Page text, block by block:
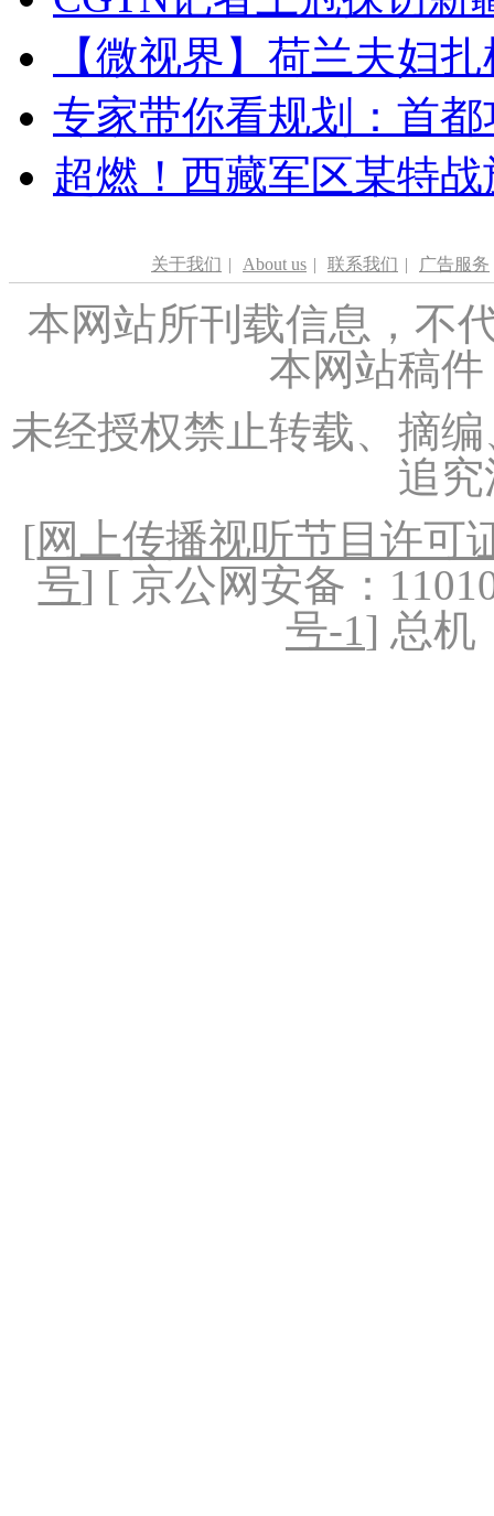
【微视界】荷兰夫妇
专家带你看规划：首
超燃！西藏军区某特
关于我们 | About us | 联系我们 | 广告服务
本网站所刊载信息，不
本网站稿
未经授权禁止转载、摘
追
[网上传播视听节目许可
号] [ 京公网安备：
号-1] 总机